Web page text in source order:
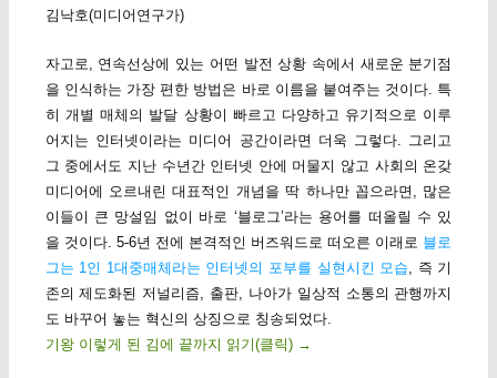
김낙호(미디어연구가)
자고로, 연속선상에 있는 어떤 발전 상황 속에서 새로운 분기점
을 인식하는 가장 편한 방법은 바로 이름을 붙여주는 것이다. 특
히 개별 매체의 발달 상황이 빠르고 다양하고 유기적으로 이루
어지는 인터넷이라는 미디어 공간이라면 더욱 그렇다. 그리고
그 중에서도 지난 수년간 인터넷 안에 머물지 않고 사회의 온갖
미디어에 오르내린 대표적인 개념을 딱 하나만 꼽으라면, 많은
이들이 큰 망설임 없이 바로 ‘블로그’라는 용어를 떠올릴 수 있
을 것이다. 5-6년 전에 본격적인 버즈워드로 떠오른 이래로 블로
그는 1인 1대중매체라는 인터넷의 포부를 실현시킨 모습 , 즉 기
존의 제도화된 저널리즘, 출판, 나아가 일상적 소통의 관행까지
도 바꾸어 놓는 혁신의 상징으로 칭송되었다.
기왕 이렇게 된 김에 끝까지 읽기(클릭) →